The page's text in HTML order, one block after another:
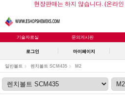
현장판매는 하지 않습니다. (온라
기술자료실 문의게시판
로그인 마이페이지
일반볼트 렌치볼트 SCM435 M2